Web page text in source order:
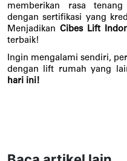
memberikan rasa
dengan sertifikasi yang
Menjadikan Cibes Lift
terbaik!
Ingin mengalami sendiri,
dengan lift rumah yang
hari ini!